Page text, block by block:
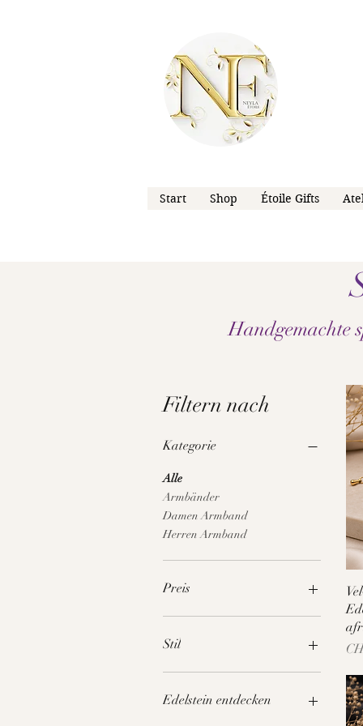
Start Shop Étoile Gifts
Handgemachte
Filtern nach
Kategorie
Alle
Armbänder
Damen Armband
Herren Armband
Preis
33 CHF
Stil
Armband Elastisch
Armband mit Verschluss
Edelstein entdecken